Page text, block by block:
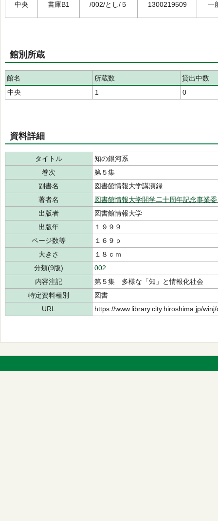
中央 書庫B1 /002/とし/５ 1300219509 一
館別所蔵
館名 所蔵数
貸出中数
中央
1 0
資料詳細
タイトル
知の銀河系
巻次
第５集
副書名
図書館情報大学講演録
著者名
図書館情報大学開学二十周年記念事業
出版者
図書館情報大学
出版年
１９９９
ページ数等
１６９ｐ
大きさ
１８ｃｍ
分類(9版)
002
内容注記
第５集 多様な「知」と情報化社会
特定資料種別
図書
URL
https://www.library.city.hiroshima.jp/